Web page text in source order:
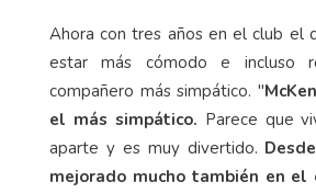
Ahora con tres años en el club el
estar más cómodo e incluso
compañero más simpático. "
el más simpático. Parece que
aparte y es muy divertido.
mejorado mucho también en el